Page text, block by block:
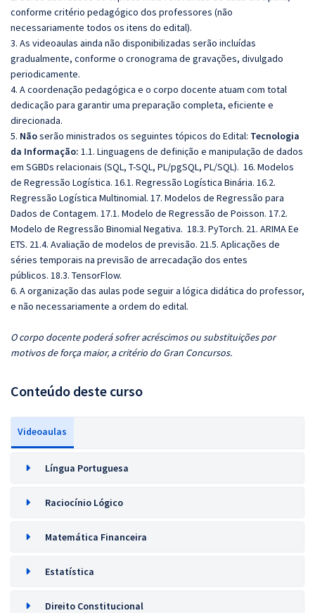
conforme critério pedagógico dos professores (não
necessariamente todos os itens do edital).
3. As videoaulas ainda não disponibilizadas serão incluídas
gradualmente, conforme o cronograma de gravações, divulgado
periodicamente.
4. A coordenação pedagógica e o corpo docente atuam com total
dedicação para garantir uma preparação completa, eficiente e
direcionada.
5. Nãoserão ministrados os seguintes tópicos do Edital: Tecnologia
da Informação: 1.1. Linguagens de definição e manipulação de dados
em SGBDs relacionais (SQL, T-SQL, PL/pgSQL, PL/SQL). 16. Modelos
de Regressão Logística. 16.1. Regressão Logística Binária. 16.2.
Regressão Logística Multinomial. 17. Modelos de Regressão para
Dados de Contagem. 17.1. Modelo de Regressão de Poisson. 17.2.
Modelo de Regressão Binomial Negativa. 18.3. PyTorch. 21. ARIMA Ee
ETS. 21.4. Avaliação de modelos de previsão. 21.5. Aplicações de
séries temporais na previsão de arrecadação dos entes
públicos. 18.3. TensorFlow.
6. A organização das aulas pode seguir a lógica didática do professor,
e não necessariamente a ordem do edital.
O corpo docente poderá sofrer acréscimos ou substituições por
motivos de força maior, a critério do Gran Concursos.
Conteúdo deste curso
Videoaulas
Língua Portuguesa
Raciocínio Lógico
Matemática Financeira
Estatística
Direito Constitucional